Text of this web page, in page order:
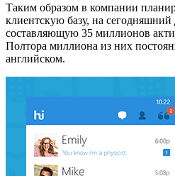
Таким образом в компании
клиентскую базу, на
составляющую 35 миллионов
Полтора миллиона из них
английском.